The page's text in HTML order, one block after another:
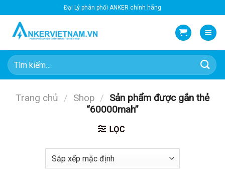
qua
Đại Lý phân phối ANKER chính hãng
Tìm
kiếm:
Trang chủ / Shop / Sản phẩm được gắn thẻ
“60000mah”
LỌC